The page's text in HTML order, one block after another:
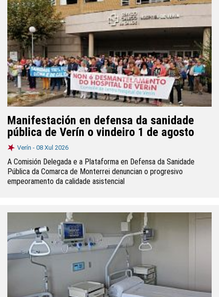
Manifestación en defensa da sanidade
pública de Verín o vindeiro 1 de agosto
Verín - 08 Xul 2026
A Comisión Delegada e a Plataforma en Defensa da Sanidade
Pública da Comarca de Monterrei denuncian o progresivo
empeoramento da calidade asistencial